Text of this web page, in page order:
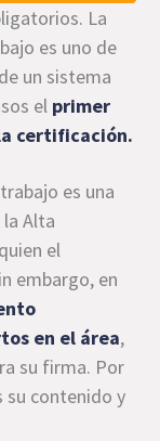
La
es uno de
un sistema
el primer
certificación.
es una
Alta
el
embargo, en
en el área,
su firma. Por
su contenido y